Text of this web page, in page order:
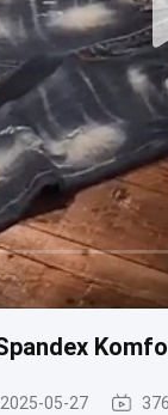
Spandex
2025-05-27